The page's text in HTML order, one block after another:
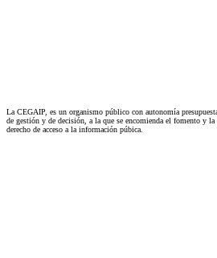
La CEGAIP, es un organismo público con autonomía
de gestión y de decisión, a la que se encomienda el fomento y
derecho de acceso a la información púbica.